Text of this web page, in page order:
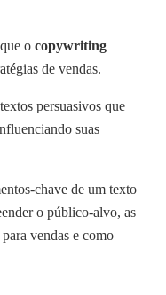
o copywriting
de vendas.
persuasivos que
suas
chave de um texto
o público-alvo, as
vendas e como